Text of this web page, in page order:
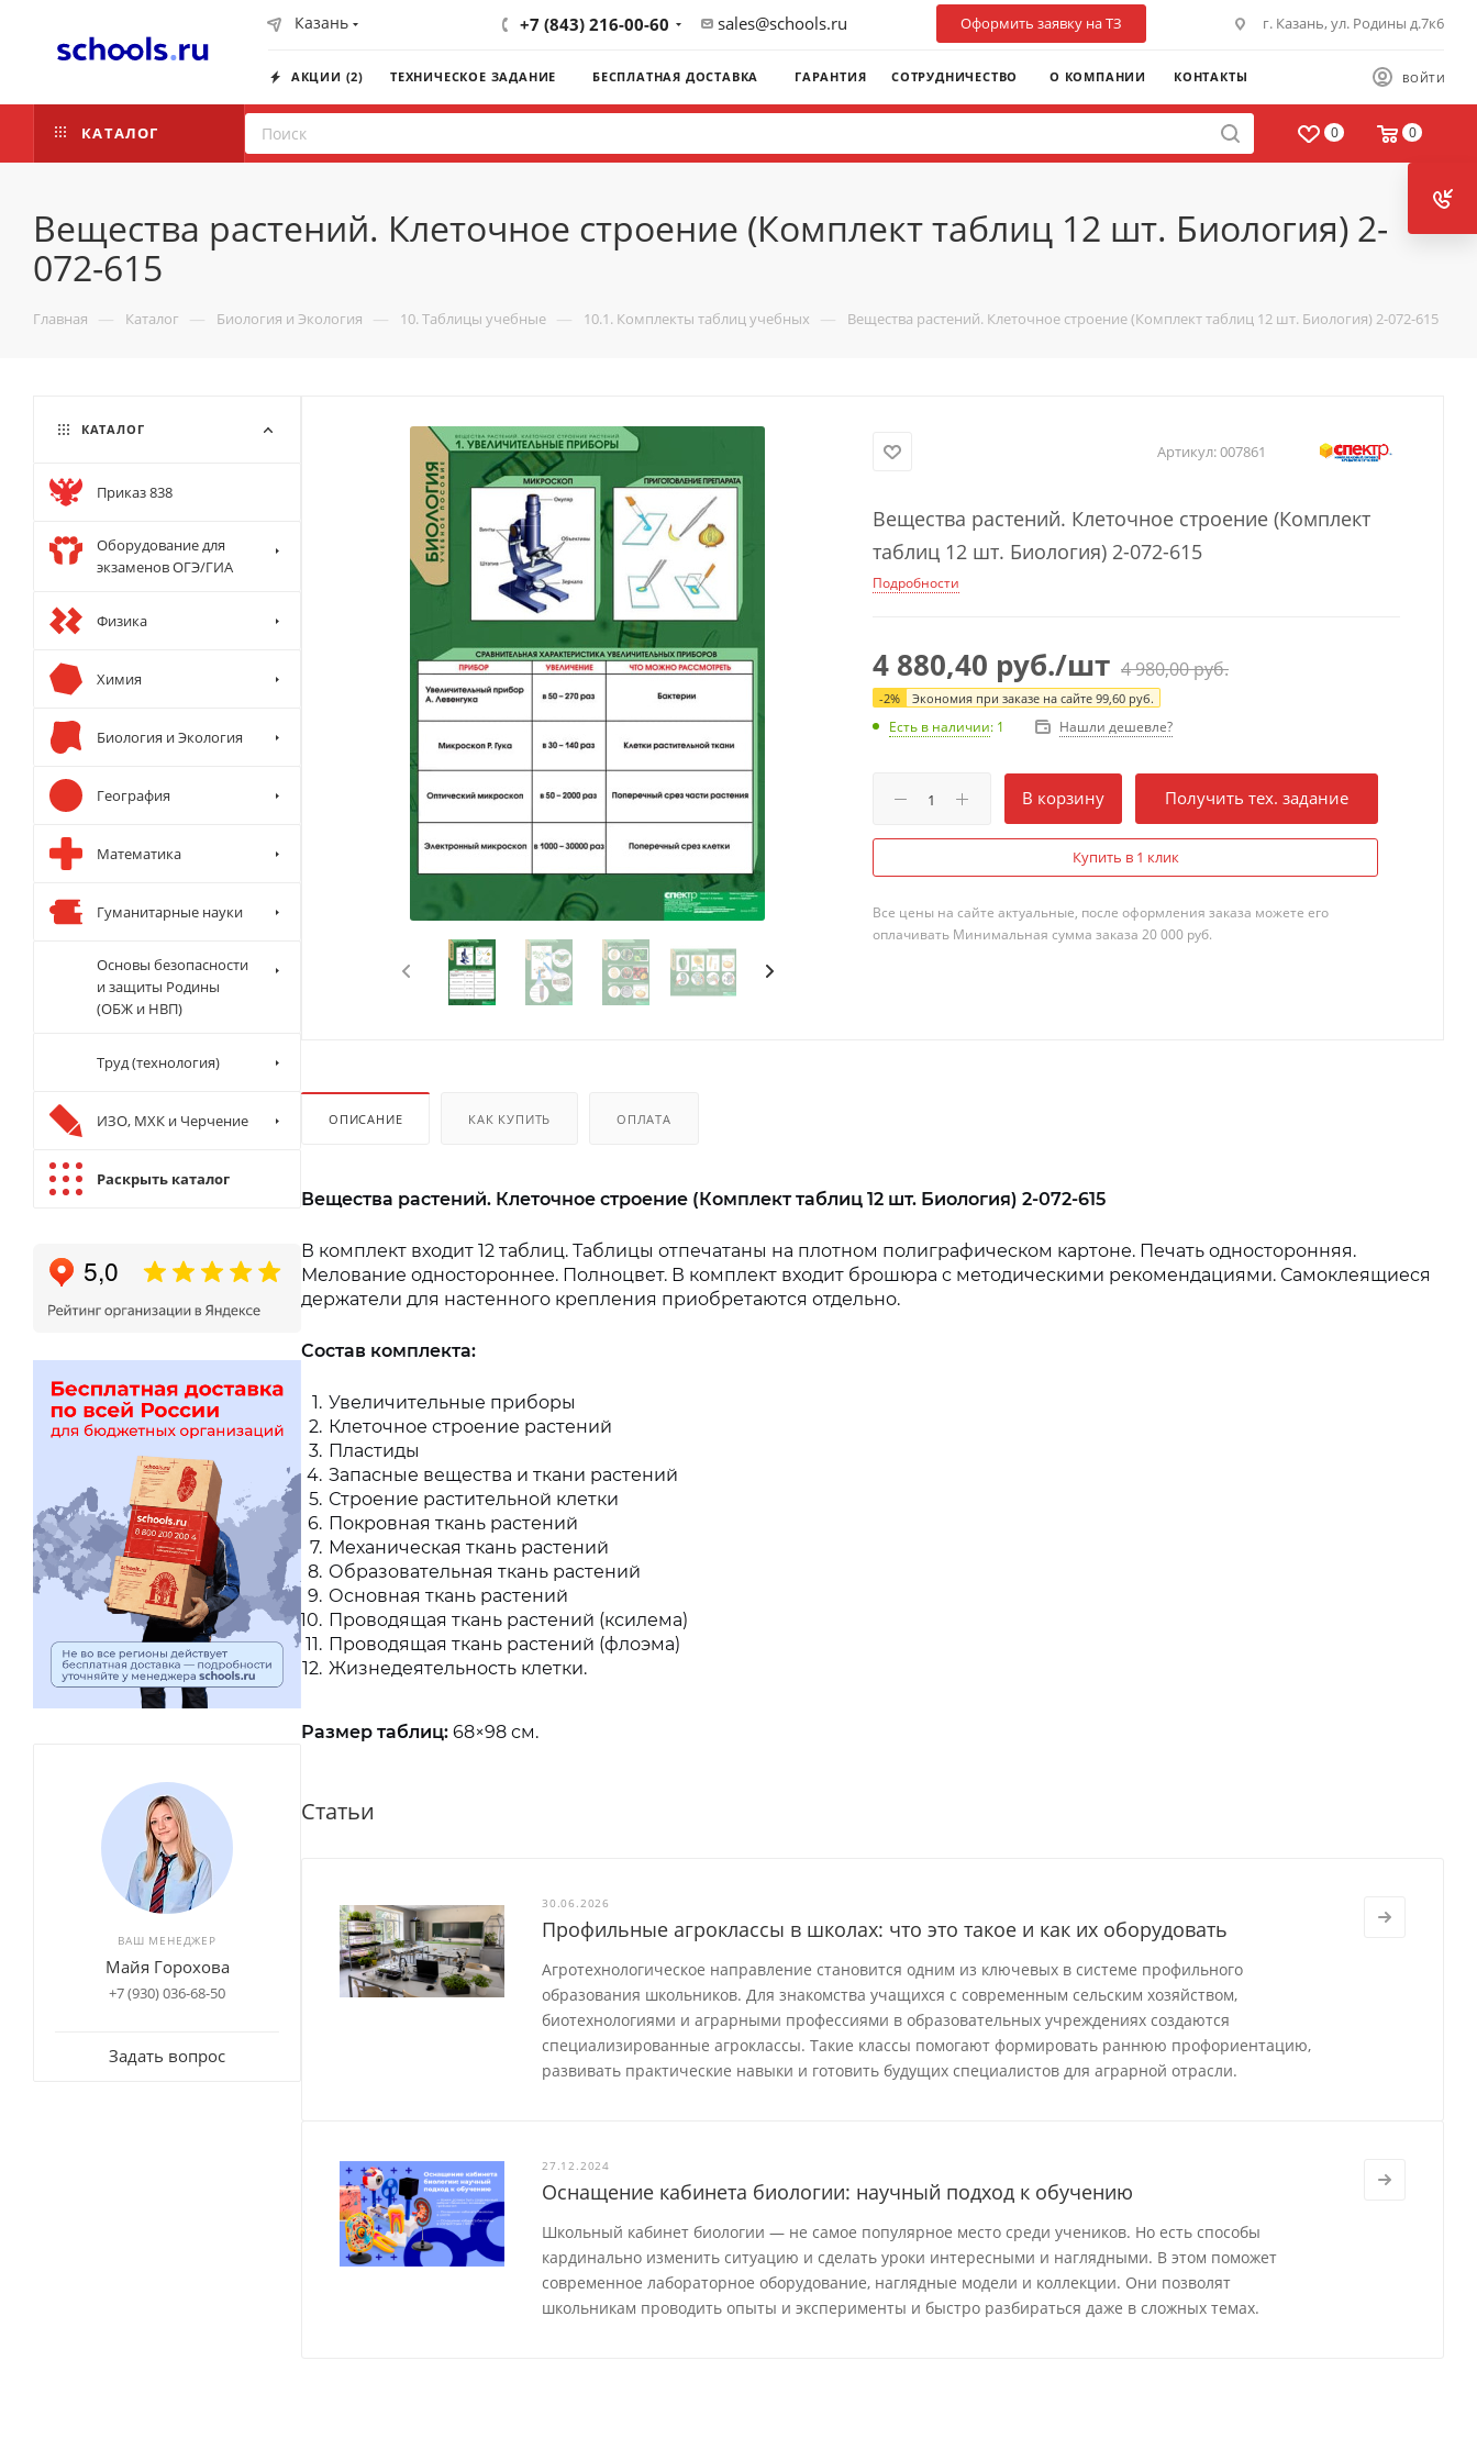
Казань +7 (843) 216-00-60 sales@schools.ru Оформить заявку на ТЗ г. Казань, ул. Родины д.7к6
ВОЙТИ
АКЦИИ (2) ТЕХНИЧЕСКОЕ ЗАДАНИЕ БЕСПЛАТНАЯ ДОСТАВКА ГАРАНТИЯ СОТРУДНИЧЕСТВО О КОМПАНИИ КОНТАКТЫ
0 0
КАТАЛОГ
Вещества растений. Клеточное строение (Комплект таблиц 12 шт. Биология) 2-
072-615
Главная — Каталог — Биология и Экология — 10. Таблицы учебные — 10.1. Комплекты таблиц учебных — Вещества растений. Клеточное строение (Комплект таблиц 12 шт. Биология) 2-072-615
Артикул:007861
Вещества растений. Клеточное строение (Комплект
таблиц 12 шт. Биология) 2-072-615
Подробности
4 880,40 руб./шт 4 980,00руб.
-2% Экономия при заказе на сайте 99,60 руб.
Есть в наличии: 1 Нашли дешевле?
В корзину Получить тех. задание
Купить в 1 клик
Все цены на сайте актуальные, после оформления заказа можете его
оплачивать Минимальная сумма заказа 20 000 руб.
ОПИСАНИЕ КАК КУПИТЬ ОПЛАТА
Вещества растений. Клеточное строение (Комплект таблиц 12 шт. Биология) 2-072-615
В комплект входит 12 таблиц. Таблицы отпечатаны на плотном полиграфическом картоне. Печать односторонняя.
Мелование одностороннее. Полноцвет. В комплект входит брошюра с методическими рекомендациями. Самоклеящиеся
держатели для настенного крепления приобретаются отдельно.
Состав комплекта:
Увеличительные приборы
Клеточное строение растений
Пластиды
Запасные вещества и ткани растений
Строение растительной клетки
Покровная ткань растений
Механическая ткань растений
Образовательная ткань растений
Основная ткань растений
Проводящая ткань растений (ксилема)
Проводящая ткань растений (флоэма)
Жизнедеятельность клетки.
Размер таблиц: 68×98 см.
Статьи
30.06.2026
Профильные агроклассы в школах: что это такое и как их оборудовать
Агротехнологическое направление становится одним из ключевых в системе профильного
образования школьников. Для знакомства учащихся с современным сельским хозяйством,
биотехнологиями и аграрными профессиями в образовательных учреждениях создаются
специализированные агроклассы. Такие классы помогают формировать раннюю профориентацию,
развивать практические навыки и готовить будущих специалистов для аграрной отрасли.
27.12.2024
Оснащение кабинета биологии: научный подход к обучению
Школьный кабинет биологии — не самое популярное место среди учеников. Но есть способы
кардинально изменить ситуацию и сделать уроки интересными и наглядными. В этом поможет
современное лабораторное оборудование, наглядные модели и коллекции. Они позволят
школьникам проводить опыты и эксперименты и быстро разбираться даже в сложных темах.
КАТАЛОГ
Приказ 838
Оборудование для
экзаменов ОГЭ/ГИА
Физика
Химия
Биология и Экология
География
Математика
Гуманитарные науки
Основы безопасности
и защиты Родины
(ОБЖ и НВП)
Труд (технология)
ИЗО, МХК и Черчение
Раскрыть каталог
ВАШ МЕНЕДЖЕР
Майя Горохова
+7 (930) 036-68-50
Задать вопрос